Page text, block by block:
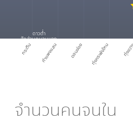
กระตีบ กำแพงแสน ดอนข่อย ทุ่งกระพังโหม ทุ่งข
ดาวต่ำ
สัดส่วนคนจนมาก
จำนวนคนจนใน